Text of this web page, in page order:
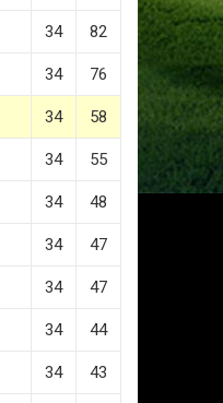
34 82
34 76
34 58
34 55
34 48
34 47
34 47
34 44
34 43